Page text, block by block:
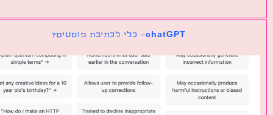
chatGPT- כלי לכתיבת פוסטים?